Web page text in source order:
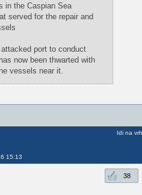
in the Caspian Sea
served for the repair and
port to conduct
now been thwarted with
vessels near it.
15:13
Idi na vrh
38